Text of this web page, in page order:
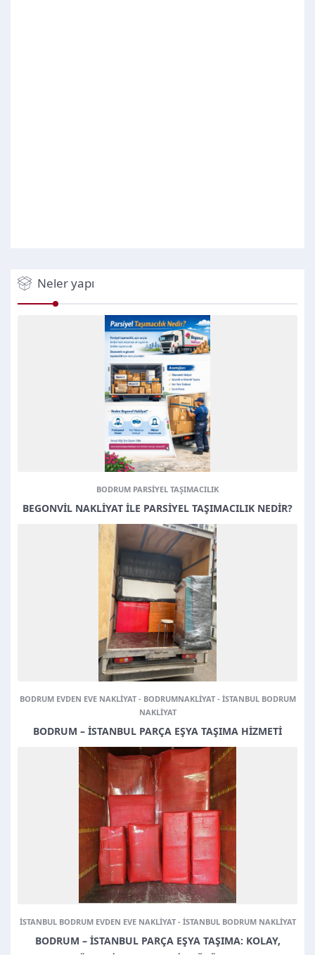
Neler yapı
BODRUM PARSIYEL TAŞIMACILIK
BEGONVIL NAKLIYAT ILE PARSIYEL TAŞIMACILIK NEDIR?
BODRUM EVDEN EVE NAKLIYAT- BODRUMNAKLIYAT- ISTANBUL BODRUM
NAKLIYAT
BODRUM – İSTANBUL PARÇA EŞYA TAŞIMA HIZMETI
ISTANBUL BODRUM EVDEN EVE NAKLIYAT- ISTANBUL BODRUM NAKLIYAT
BODRUM – İSTANBUL PARÇA EŞYA TAŞIMA: KOLAY,
Müşteri Temsilcisi